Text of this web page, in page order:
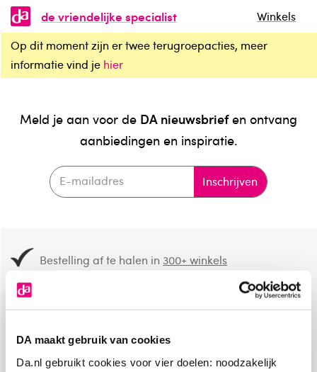
DA maakt gebruik van cookies
Da.nl gebruikt cookies voor vier doelen: noodzakelijk
de vriendelijke specialist
Winkels
Op dit moment zijn er twee terugroepacties, meer
informatie vind je hier
Meld je aan voor de DA nieuwsbriefen ontvang
aanbiedingen en inspiratie.
Inschrijven
Bestelling af te halen in300+ winkels
8.6 uit4.106 reviews